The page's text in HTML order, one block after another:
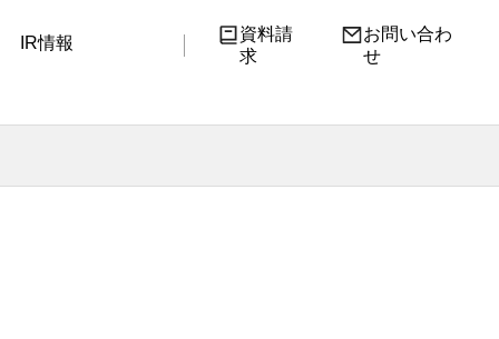
IR情報
資料請
求
お問い合わ
せ